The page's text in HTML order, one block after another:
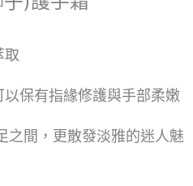
取
保有指緣修護與手部柔嫩
之間，更散發淡雅的迷人魅